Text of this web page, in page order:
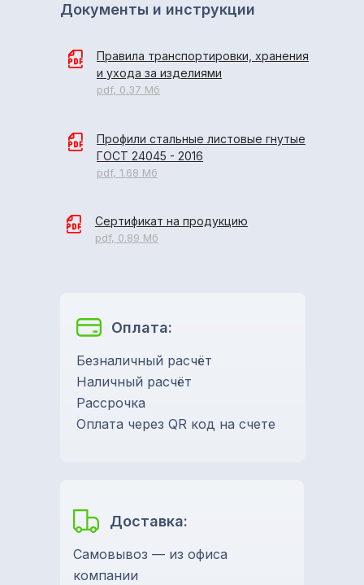
Правила транспортировки, хранения
и ухода за изделиями
pdf, 0.37 Мб
Профили стальные листовые гнутые
ГОСТ 24045 - 2016
pdf, 1.68 Мб
Сертификат на продукцию
pdf, 0.89 Мб
Документы и инструкции
Доставка:
Самовывоз — из офиса
компании
Оплата:
Безналичный расчёт
Наличный расчёт
Рассрочка
Оплата через QR код на счете